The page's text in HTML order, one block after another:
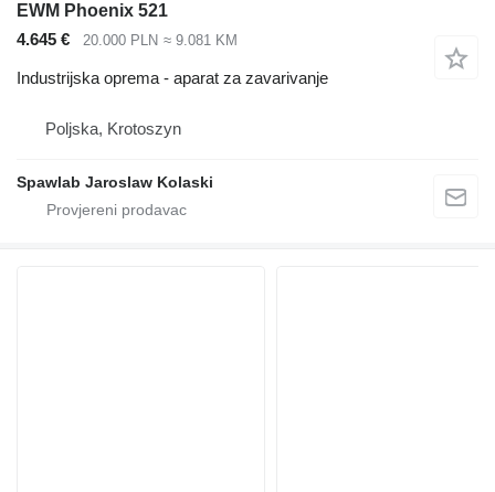
EWM Phoenix 521
4.645 €
20.000 PLN ≈ 9.081 KM
Industrijska oprema - aparat za zavarivanje
Poljska, Krotoszyn
Spawlab Jaroslaw Kolaski